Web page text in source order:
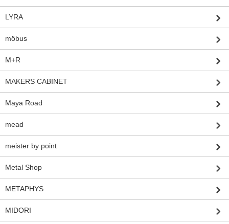
LYRA
möbus
M+R
MAKERS CABINET
Maya Road
mead
meister by point
Metal Shop
METAPHYS
MIDORI